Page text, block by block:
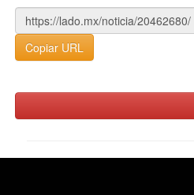
Copiar URL